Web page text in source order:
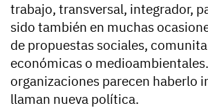
trabajo, transversal, integrador,
sido también en muchas
de propuestas sociales,
económicas o
organizaciones parecen haberlo
llaman nueva política.